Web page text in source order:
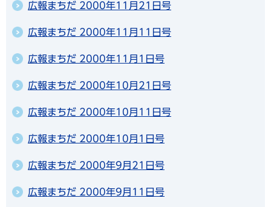
広報まちだ 2000年11月21日号
広報まちだ 2000年11月11日号
広報まちだ 2000年11月1日号
広報まちだ 2000年10月21日号
広報まちだ 2000年10月11日号
広報まちだ 2000年10月1日号
広報まちだ 2000年9月21日号
広報まちだ 2000年9月11日号